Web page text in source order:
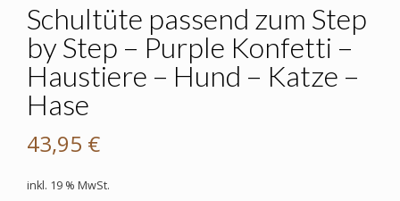
Schultüte passend zum Step
by Step – Purple Konfetti –
Haustiere – Hund – Katze –
Hase
43,95 €
inkl. 19 % MwSt.